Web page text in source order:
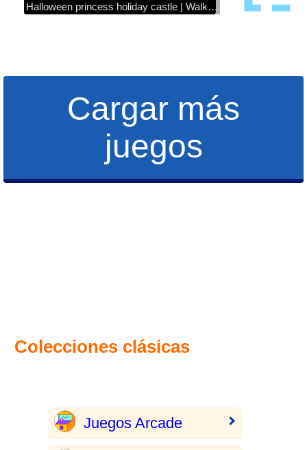
Halloween princess holiday castle | Walkthrough BestCrazyGames
Cargar más
juegos
Colecciones clásicas
Juegos Arcade